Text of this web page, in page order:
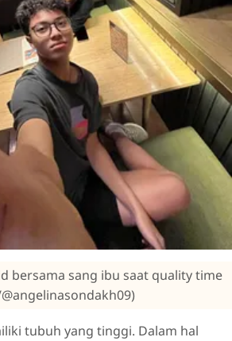
bersama sang ibu saat quality time
tubuh yang tinggi. Dalam hal